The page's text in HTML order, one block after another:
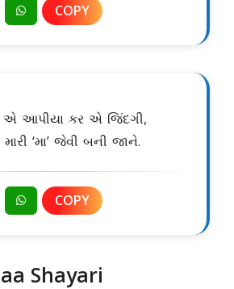
COPY
આપીયા કર એ જિંદગી,
‘મા’ જેવી બની જાને.
COPY
Shayari